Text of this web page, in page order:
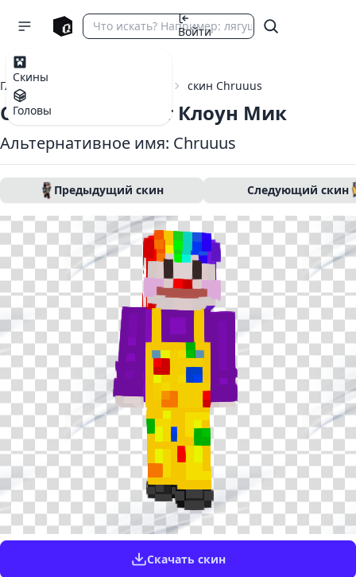
Скины
Головы
Войти
Главная скин Chruuus
Скин Майнкрафт Клоун Мик
Альтернативное имя: Chruuus
Предыдущий скин Следующий скин
Скачать скин